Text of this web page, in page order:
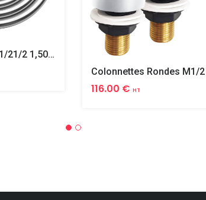
Flexible Siverflex 1/21/2 1,50m Tournant
116.00 € HT